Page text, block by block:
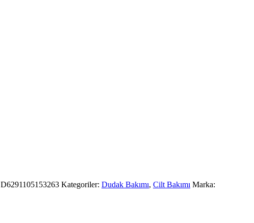
D6291105153263 Kategoriler: Dudak Bakımı, Cilt Bakımı Marka: